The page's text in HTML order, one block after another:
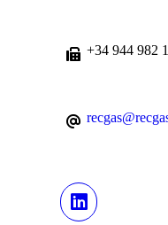
+34 944 982